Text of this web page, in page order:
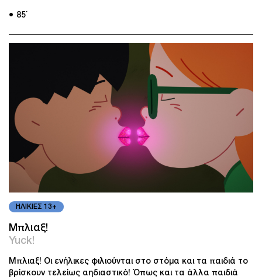
● 85΄
ΗΛΙΚΙΕΣ 13+
Μπλιαξ!
Yuck!
Μπλιαξ! Οι ενήλικες φιλιούνται στο στόμα και τα παιδιά το
βρίσκουν τελείως αηδιαστικό! Όπως και τα άλλα παιδιά